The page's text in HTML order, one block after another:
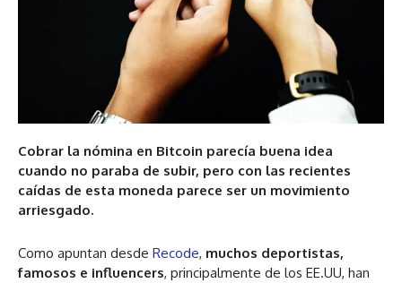
Cobrar la nómina en Bitcoin parecía buena idea
cuando no paraba de subir, pero con las recientes
caídas de esta moneda parece ser un movimiento
arriesgado.
Como apuntan desde Recode, muchos deportistas,
famosos e influencers, principalmente de los EE.UU, han